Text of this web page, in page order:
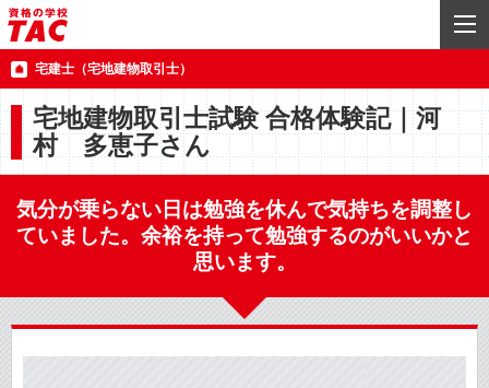
宅建士（宅地建物取引士）
宅地建物取引士試験 合格体験記｜河
村 多恵子さん
気分が乗らない日は勉強を休んで気持ちを調整し
ていました。余裕を持って勉強するのがいいかと
思います。